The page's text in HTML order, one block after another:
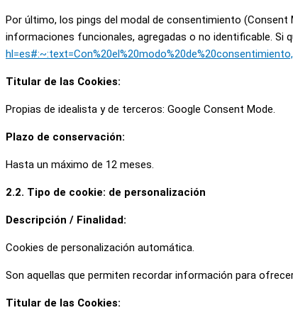
Por último, los pings del modal de consentimiento
informaciones funcionales, agregadas o no identificable. Si
Titular de las Cookies:
Propias de idealista y de terceros: Google Consent Mode.
Plazo de conservación:
Hasta un máximo de 12 meses.
2.2. Tipo de cookie: de personalización
Descripción / Finalidad:
Cookies de personalización automática.
Son aquellas que permiten recordar información para
Titular de las Cookies: